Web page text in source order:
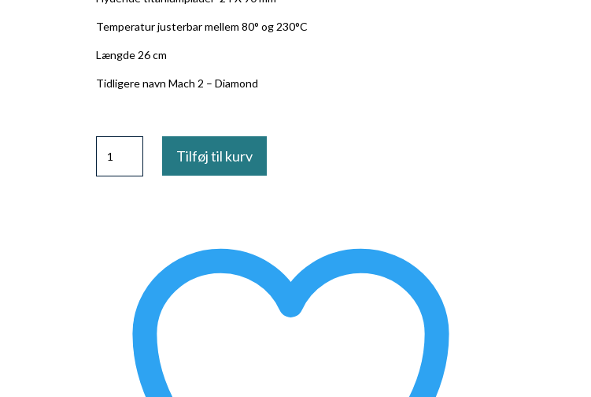
Temperatur justerbar mellem 80° og 230°C
Længde 26 cm
Tidligere navn Mach 2 – Diamond
titanium
krystal
Tilføj til kurv